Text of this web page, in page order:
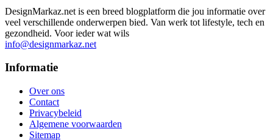
DesignMarkaz.net is een breed blogplatform die jou informatie over
veel verschillende onderwerpen bied. Van werk tot lifestyle, tech en
gezondheid. Voor ieder wat wils
info@designmarkaz.net
Informatie
Over ons
Contact
Privacybeleid
Algemene voorwaarden
Sitemap